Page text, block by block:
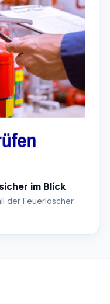
im Blick
der Feuerlöscher